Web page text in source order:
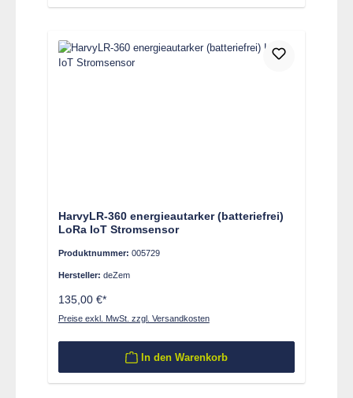
HarvyLR-360 energieautarker (batteriefrei)
LoRa IoT Stromsensor
Produktnummer: 005729
Hersteller: deZem
135,00 €*
Preise exkl. MwSt. zzgl. Versandkosten
In den Warenkorb